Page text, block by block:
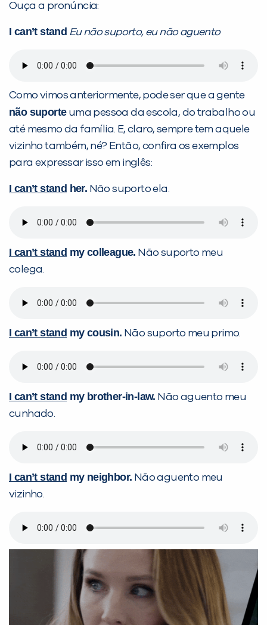
Ouça a pronúncia:
I can’t stand Eu não suporto, eu não aguento
Como vimos anteriormente, pode ser que a gente
não suporteuma pessoa da escola, do trabalho ou
até mesmo da família. E, claro, sempre tem aquele
vizinho também, né? Então, confira os exemplos
para expressar isso em inglês:
I can’t stand her. Não suporto ela.
I can’t stand my colleague. Não suporto meu
colega.
I can’t stand my cousin. Não suporto meu primo.
I can’t stand my brother-in-law. Não aguento meu
cunhado.
I can’t stand my neighbor. Não aguento meu
vizinho.